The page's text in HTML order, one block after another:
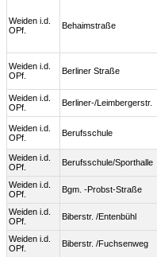
Weiden i.d.
OPf.
Behaimstraße
Weiden i.d.
OPf.
Berliner Straße
Weiden i.d.
OPf.
Berliner-/Leimbergerstr.
Weiden i.d.
OPf.
Berufsschule
Weiden i.d.
OPf.
Berufsschule/Sporthalle
Weiden i.d.
OPf.
Bgm. -Probst-Straße
Weiden i.d.
OPf.
Biberstr. /Entenbühl
Weiden i.d.
OPf.
Biberstr. /Fuchsenweg